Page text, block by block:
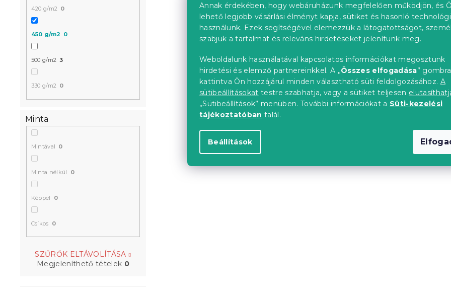
Annak érdekében, hogy webáruházunk megfelelően működjön, és
lehető legjobb vásárlási élményt kapja, sütiket és hasonló
használunk. Ezek segítségével elemezzük a látogatottságot,
szabjuk a tartalmat és releváns hirdetéseket jelenítünk meg.
Weboldalunk használatával kapcsolatos információkat megosztunk
hirdetési és elemző partnereinkkel. A „Összes elfogadása” gombra
kattintva Ön hozzájárul minden választható süti feldolgozásához. A
sütibeállításokat testre szabhatja, vagy a sütiket teljesen
„Sütibeállítások” menüben. További információkat a Süti-kezelési
tájékoztatóban talál.
Beállítások
420 g/m2 0
450 g/m2 0
500 g/m2 3
330 g/m2 0
Minta
Mintával 0
Minta nélkül 0
Képpel 0
Csíkos 0
SZŰRŐK ELTÁVOLÍTÁSA
Megjeleníthető tételek 0